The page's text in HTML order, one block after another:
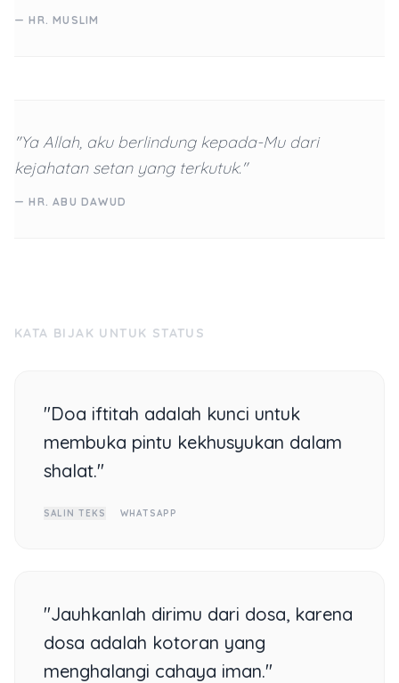
— HR. MUSLIM
"Ya Allah, aku berlindung kepada-Mu dari
kejahatan setan yang terkutuk."
— HR. ABU DAWUD
KATA BIJAK UNTUK STATUS
"Doa iftitah adalah kunci untuk
membuka pintu kekhusyukan dalam
shalat."
SALIN TEKS WHATSAPP
"Jauhkanlah dirimu dari dosa, karena
dosa adalah kotoran yang
menghalangi cahaya iman."